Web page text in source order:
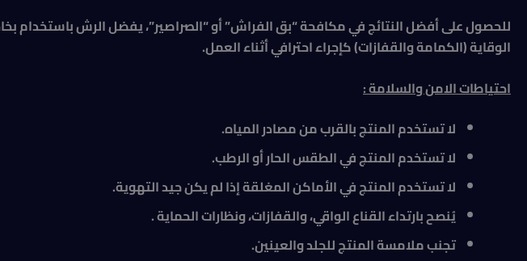
للحصول على أفضل النتائج في مكافحة “بق الفراش” أو “الصراصير”، يفضل الرش
الوقاية (الكمامة والقفازات) كإجراء احترافي أثناء العمل.
احتياطات الامن والسلامة :
لا تستخدم المنتج بالقرب من مصادر المياه.
لا تستخدم المنتج في الطقس الحار أو الرطب.
لا تستخدم المنتج في الأماكن المغلقة إذا لم يكن جيد التهوية.
يُنصح بارتداء القناع الواقي، والقفازات، ونظارات الحماية .
تجنب ملامسة المنتج للجلد والعينين.